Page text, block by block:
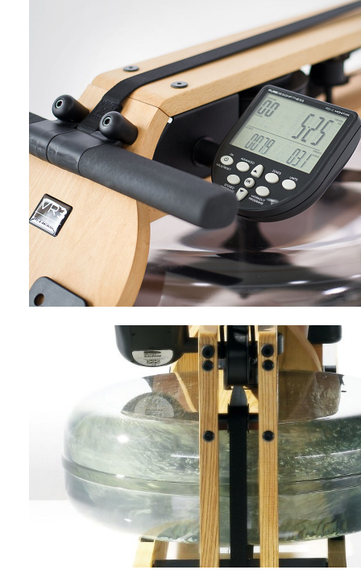
Sitz etwas anders gestaltet und beim VR3
versehen. Außerdem sind die Schienen des
. Der Tank ist genau gleich
groß. Die Fußhalterungen beim VR3 haben zudem etwas
Grip. Aufgrund der nur geringen Unterschiede kommt es in
dieser Kategorie zu einem Unentschieden. Der Zwischenstand
ändert sich auf:
Waterrower Original 2:2 VR3 Rower.